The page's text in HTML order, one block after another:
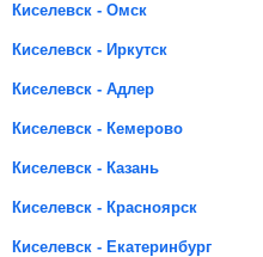
Киселевск - Омск
Киселевск - Иркутск
Киселевск - Адлер
Киселевск - Кемерово
Киселевск - Казань
Киселевск - Красноярск
Киселевск - Екатеринбург